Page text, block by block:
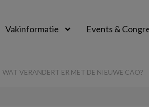
Vakinformatie Events &
WAT VERANDERT ER MET DE NIEUWE CAO?